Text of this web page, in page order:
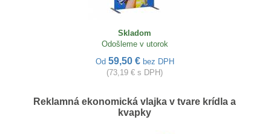
Skladom
Odošleme v utorok
Od 59,50 € bez DPH
(73,19 € s DPH)
Reklamná ekonomická vlajka v tvare krídla a
kvapky